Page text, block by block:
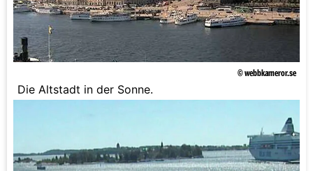
© webbkameror.se
Die Altstadt in der Sonne.